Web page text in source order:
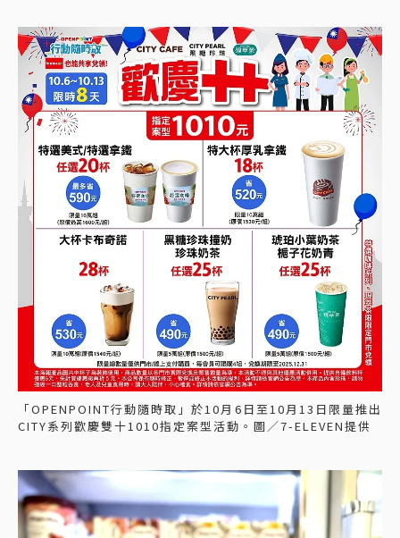
「OPENPOINT行動隨時取」於10月6日至10月13日限量推出
CITY系列歡慶雙十1010指定案型活動。圖／7-ELEVEN提供